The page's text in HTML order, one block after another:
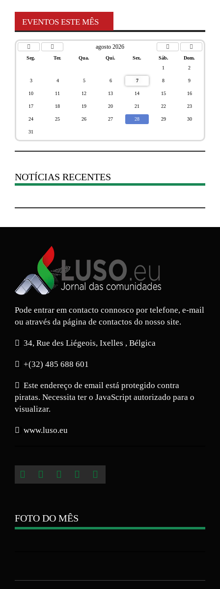
EVENTOS ESTE MÊS
agosto 2026
Seg. Ter. Qua. Qui. Sex. Sáb.
Dom.
1
2
3 4 5 6 7 8 9
10 11 12 13 14 15 16
17 18 19 20 21 22 23
24 25 26 27 28 29 30
31
NOTÍCIAS RECENTES
Pode entrar em contacto connosco por telefone, e-mail
ou através da página de contactos do nosso site.
34, Rue des Liégeois, Ixelles , Bélgica
+(32) 485 688 601
Este endereço de email está protegido contra
piratas. Necessita ter o JavaScript autorizado para o
visualizar.
www.luso.eu
FOTO DO MÊS